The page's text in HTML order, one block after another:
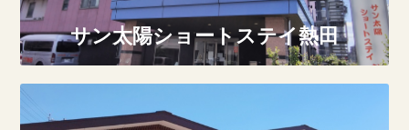
サン太陽ショートステイ熱田